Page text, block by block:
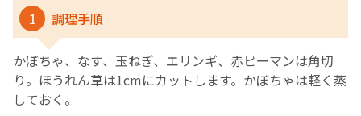
1 調理手順
かぼちゃ、なす、玉ねぎ、エリンギ、赤ピーマンは角切
り。ほうれん草は1cmにカットします。かぼちゃは軽く蒸
しておく。